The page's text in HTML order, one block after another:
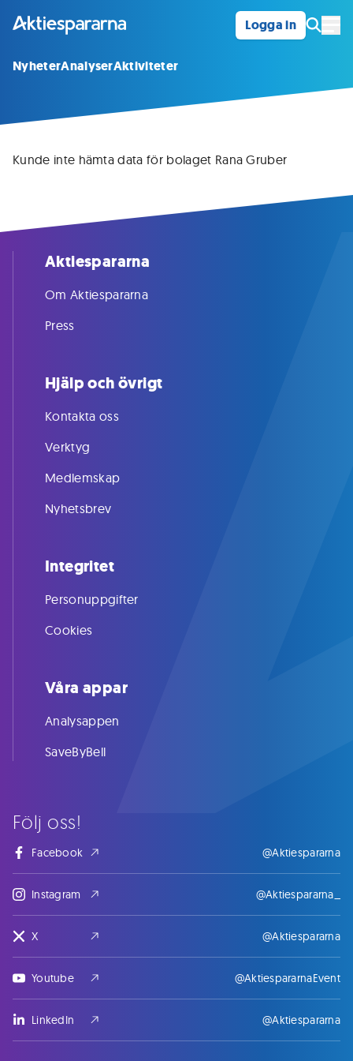
Logga in
NyheterAnalyserAktiviteter
Kunde inte hämta data för bolaget Rana Gruber
Följ oss!
Facebook @Aktiespararna
Instagram @Aktiespararna_
X @Aktiespararna
Youtube @AktiespararnaEvent
LinkedIn @Aktiespararna
Aktiespararna
Om Aktiespararna
Press
Hjälp och övrigt
Kontakta oss
Verktyg
Medlemskap
Nyhetsbrev
Integritet
Personuppgifter
Cookies
Våra appar
Analysappen
SaveByBell